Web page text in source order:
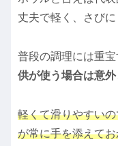
丈夫で軽く、さびに
普段の調理には重宝
供が使う場合は意
軽くて滑りやすい
が常に手を添えて